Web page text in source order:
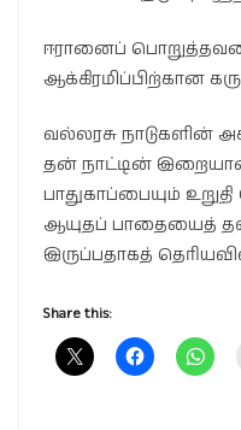
ஈரானைப்
ஆக்கிரமிப்பிற்கான
வல்லரசு நாடுகளின்
தன் நாட்டின்
பாதுகாப்பையும்
ஆயுதப் பாதையைத்
இருப்பதாகத்
Share this: